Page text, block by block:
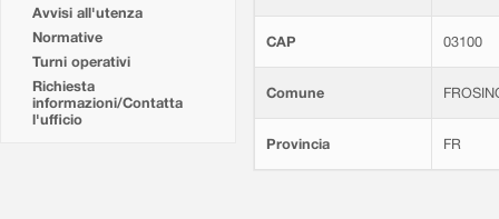
Avvisi all'utenza
Normative
Turni operativi
Richiesta
informazioni/Contatta
l'ufficio
CAP 03100
Comune
Provincia FR